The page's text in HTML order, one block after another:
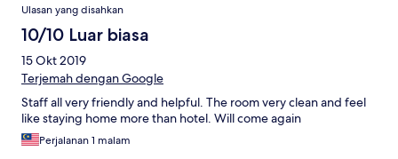
Ulasan yang disahkan
10/10 Luar biasa
15 Okt 2019
Terjemah dengan Google
Staff all very friendly and helpful. The room very clean and feel
like staying home more than hotel. Will come again
Perjalanan 1 malam